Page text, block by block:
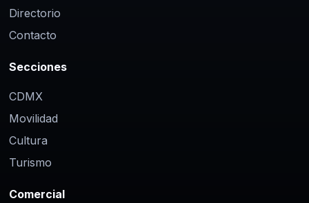
Directorio
Contacto
Secciones
CDMX
Movilidad
Cultura
Turismo
Comercial